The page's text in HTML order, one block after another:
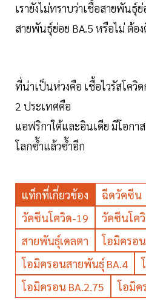
เรายังไม่ทราบว่าเชื้อสายพันธุ์ย่
สายพันธุ์ย่อย BA.5 หรือไม่ ต้อ
ที่น่าเป็นห่วงคือ เชื้อไวรัสโค
2 ประเทศคือ
แอฟริกาใต้และอินเดีย มีโอกา
โลกซ้ำแล้วซ้ำอีก
แท็กที่เกี่ยวข้อง ฉีดวัคซีน
วัคซีนโควิด-19
วัคซีนโค
สายพันธุ์เดลตา
โอมิครอน
โอมิครอนสายพันธุ์ BA.4
โอมิครอน BA.2.75
โอมิค